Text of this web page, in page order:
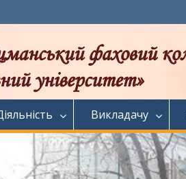
Викладачу